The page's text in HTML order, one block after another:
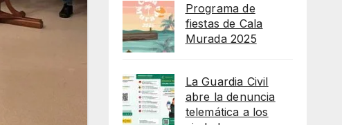
Programa de
fiestas de Cala
Murada 2025
La Guardia Civil
abre la denuncia
telemática a los